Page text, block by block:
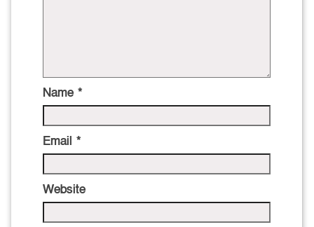
Name *
Email *
Website